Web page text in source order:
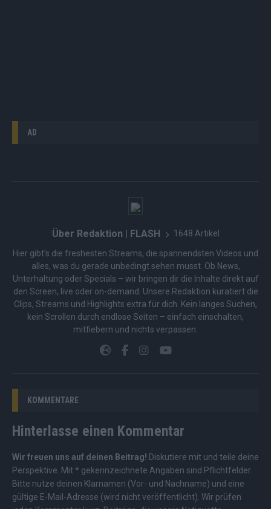
AD
Über Redaktion | FLASH 1648 Artikel
Hier gibt’s die freshesten Streams, die spannendsten Videos und
alles, was du gerade unbedingt sehen musst. Ob News,
Unterhaltung oder Specials – wir bringen dir die Inhalte direkt auf
den Screen, live oder on-demand. Unsere Redaktion kuratiert die
Clips, Streams und Highlights extra für dich. Kein langes Suchen,
kein Scrollen durch endlose Seiten – einfach einschalten,
mitfiebern und nichts verpassen.
KOMMENTARE
Hinterlasse einen Kommentar
Wir freuen uns auf deinen Beitrag! Diskutiere mit und teile deine
Perspektive. Mit * gekennzeichnete Angaben sind Pflichtfelder.
Bitte nutze deinen Klarnamen (Vor- und Nachname) und eine
gültige E-Mail-Adresse (wird nicht veröffentlicht). Wir prüfen